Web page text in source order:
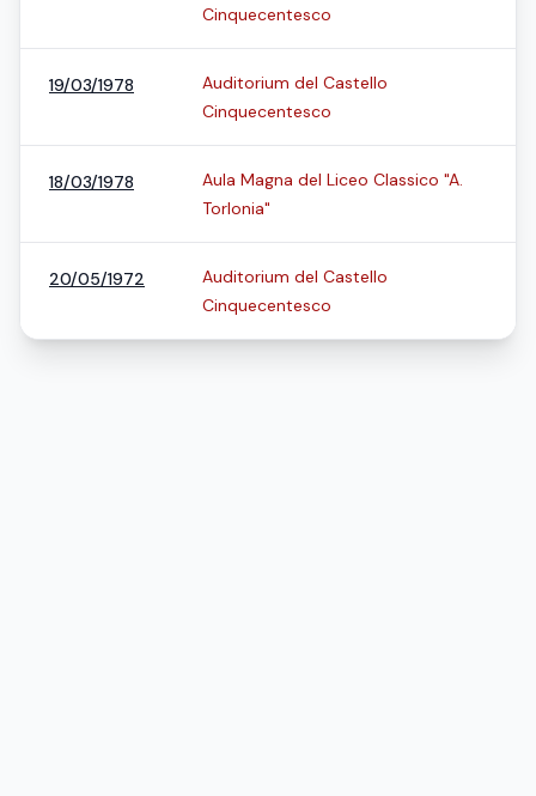
Cinquecentesco
19/03/1978
Auditorium del Castello
Cinquecentesco
18/03/1978
Aula Magna del Liceo Classico "A.
Torlonia"
20/05/1972
Auditorium del Castello
Cinquecentesco